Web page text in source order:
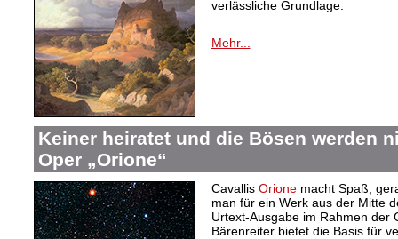
verlässliche Grundlage.
Mehr...
Keiner heiratet und die Bösen werden
Oper „Orione“
Cavallis Orionemacht Spaß,
man für ein Werk aus der Mitte
Urtext-Ausgabe im Rahmen der
Bärenreiter bietet die Basis für